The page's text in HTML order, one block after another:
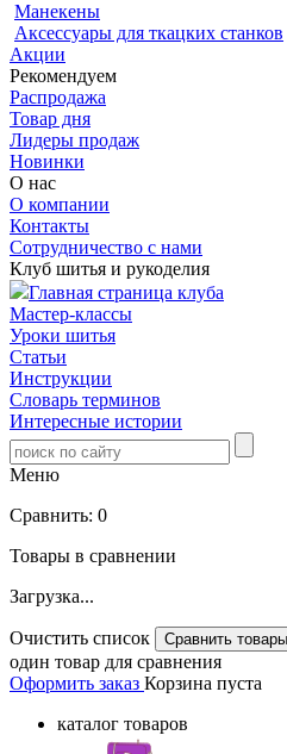
Манекены
Аксессуары для ткацких станков
Акции
Рекомендуем
Распродажа
Товар дня
Лидеры продаж
Новинки
О нас
О компании
Контакты
Сотрудничество с нами
Клуб шитья и рукоделия
Главная страница клуба
Мастер-классы
Уроки шитья
Статьи
Инструкции
Словарь терминов
Интересные истории
Меню
Сравнить: 0
Товары в сравнении
Загрузка...
Очистить список
один товар для сравнения
Оформить заказ Корзина пуста
каталог товаров